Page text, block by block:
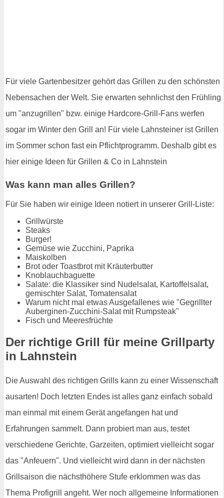
Für viele Gartenbesitzer gehört das Grillen zu den schönsten
Nebensachen der Welt. Sie erwarten sehnlichst den Frühling
um "anzugrillen" bzw. einige Hardcore-Grill-Fans werfen
sogar im Winter den Grill an! Für viele Lahnsteiner ist Grillen
im Sommer schon fast ein Pflichtprogramm. Deshalb gibt es
hier einige Ideen für Grillen & Co in Lahnstein
Was kann man alles Grillen?
Für Sie haben wir einige Ideen notiert in unserer Grill-Liste:
Grillwürste
Steaks
Burger!
Gemüse wie Zucchini, Paprika
Maiskolben
Brot oder Toastbrot mit Kräuterbutter
Knoblauchbaguette
Salate: die Klassiker sind Nudelsalat, Kartoffelsalat,
gemischter Salat, Tomatensalat
Warum nicht mal etwas Ausgefallenes wie "Gegrillter
Auberginen-Zucchini-Salat mit Rumpsteak"
Fisch und Meeresfrüchte
Der richtige Grill für meine Grillparty
in Lahnstein
Die Auswahl des richtigen Grills kann zu einer Wissenschaft
ausarten! Doch letzten Endes ist alles ganz einfach sobald
man einmal mit einem Gerät angefangen hat und
Erfahrungen sammelt. Dann probiert man aus, testet
verschiedene Gerichte, Garzeiten, optimiert vielleicht sogar
das "Anfeuern". Und vielleicht wird dann in der nächsten
Grillsaison die nächsthöhere Stufe erklommen was das
Thema Profigrill angeht. Wer noch allgemeine Informationen